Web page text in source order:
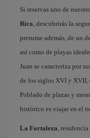
Si reservas uno de
Rico, descubrirás la
presume además, de un
así como de playas
Juan se caracteriza por
de los siglos XVI y XVII,
Poblado de plazas y
histórico es viajar en el
La Fortaleza,